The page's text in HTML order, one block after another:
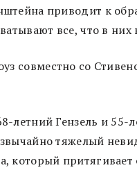
приводит к
все, что в них
совместно со
летний Гензель и 55-
тяжелый
который